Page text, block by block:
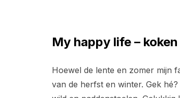
My happy life –
Hoewel de lente en zomer mijn
van de herfst en winter. Gek